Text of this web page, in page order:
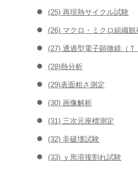
(25) 再現熱サイクル試験
(26) マクロ・ミクロ組織観
(27) 透過型電子顕微鏡（
(28)熱分析
(29)表面粗さ測定
(30) 画像解析
(31) 三次元座標測定
(32) 非破壊試験
(33) ｙ形溶接割れ試験